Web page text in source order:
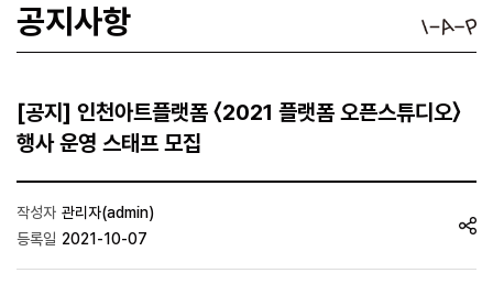
공지사항
[공지] 인천아트플랫폼 〈2021 플랫폼 오픈스튜디오〉
행사 운영 스태프 모집
작성자 관리자(admin)
등록일 2021-10-07